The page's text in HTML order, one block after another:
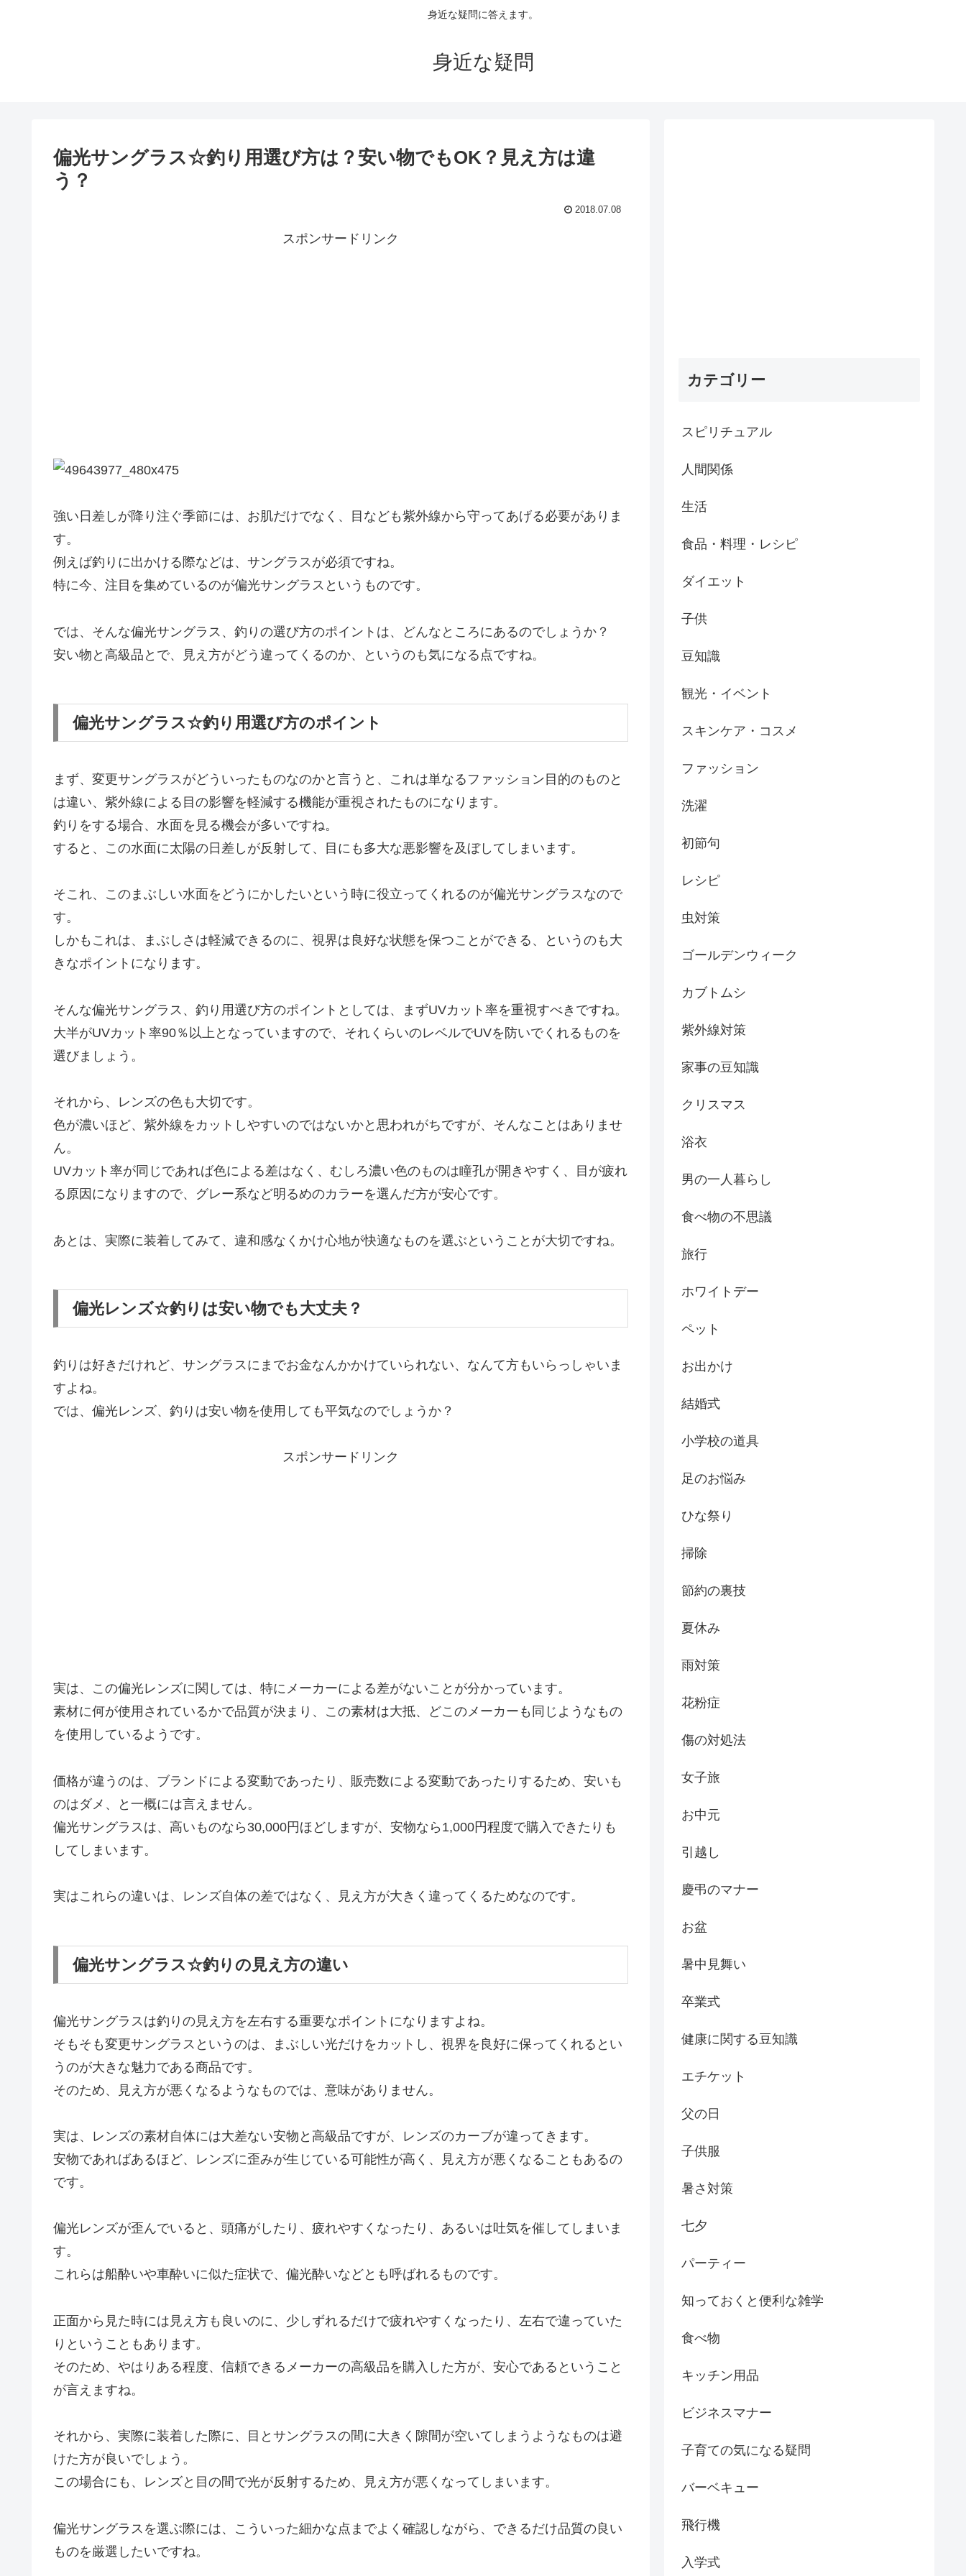
身近な疑問に答えます。
身近な疑問
偏光サングラス☆釣り用選び方は？安い物でもOK？見え方は違
う？
2018.07.08
スポンサードリンク
強い日差しが降り注ぐ季節には、お肌だけでなく、目なども紫外線から守ってあげる必要がありま
す。
例えば釣りに出かける際などは、サングラスが必須ですね。
特に今、注目を集めているのが偏光サングラスというものです。
では、そんな偏光サングラス、釣りの選び方のポイントは、どんなところにあるのでしょうか？
安い物と高級品とで、見え方がどう違ってくるのか、というのも気になる点ですね。
偏光サングラス☆釣り用選び方のポイント
まず、変更サングラスがどういったものなのかと言うと、これは単なるファッション目的のものと
は違い、紫外線による目の影響を軽減する機能が重視されたものになります。
釣りをする場合、水面を見る機会が多いですね。
すると、この水面に太陽の日差しが反射して、目にも多大な悪影響を及ぼしてしまいます。
そこれ、このまぶしい水面をどうにかしたいという時に役立ってくれるのが偏光サングラスなので
す。
しかもこれは、まぶしさは軽減できるのに、視界は良好な状態を保つことができる、というのも大
きなポイントになります。
そんな偏光サングラス、釣り用選び方のポイントとしては、まずUVカット率を重視すべきですね。
大半がUVカット率90％以上となっていますので、それくらいのレベルでUVを防いでくれるものを
選びましょう。
それから、レンズの色も大切です。
色が濃いほど、紫外線をカットしやすいのではないかと思われがちですが、そんなことはありませ
ん。
UVカット率が同じであれば色による差はなく、むしろ濃い色のものは瞳孔が開きやすく、目が疲れ
る原因になりますので、グレー系など明るめのカラーを選んだ方が安心です。
あとは、実際に装着してみて、違和感なくかけ心地が快適なものを選ぶということが大切ですね。
偏光レンズ☆釣りは安い物でも大丈夫？
釣りは好きだけれど、サングラスにまでお金なんかかけていられない、なんて方もいらっしゃいま
すよね。
では、偏光レンズ、釣りは安い物を使用しても平気なのでしょうか？
スポンサードリンク
実は、この偏光レンズに関しては、特にメーカーによる差がないことが分かっています。
素材に何が使用されているかで品質が決まり、この素材は大抵、どこのメーカーも同じようなもの
を使用しているようです。
価格が違うのは、ブランドによる変動であったり、販売数による変動であったりするため、安いも
のはダメ、と一概には言えません。
偏光サングラスは、高いものなら30,000円ほどしますが、安物なら1,000円程度で購入できたりも
してしまいます。
実はこれらの違いは、レンズ自体の差ではなく、見え方が大きく違ってくるためなのです。
偏光サングラス☆釣りの見え方の違い
偏光サングラスは釣りの見え方を左右する重要なポイントになりますよね。
そもそも変更サングラスというのは、まぶしい光だけをカットし、視界を良好に保ってくれるとい
うのが大きな魅力である商品です。
そのため、見え方が悪くなるようなものでは、意味がありません。
実は、レンズの素材自体には大差ない安物と高級品ですが、レンズのカーブが違ってきます。
安物であればあるほど、レンズに歪みが生じている可能性が高く、見え方が悪くなることもあるの
です。
偏光レンズが歪んでいると、頭痛がしたり、疲れやすくなったり、あるいは吐気を催してしまいま
す。
これらは船酔いや車酔いに似た症状で、偏光酔いなどとも呼ばれるものです。
正面から見た時には見え方も良いのに、少しずれるだけで疲れやすくなったり、左右で違っていた
りということもあります。
そのため、やはりある程度、信頼できるメーカーの高級品を購入した方が、安心であるということ
が言えますね。
それから、実際に装着した際に、目とサングラスの間に大きく隙間が空いてしまうようなものは避
けた方が良いでしょう。
この場合にも、レンズと目の間で光が反射するため、見え方が悪くなってしまいます。
偏光サングラスを選ぶ際には、こういった細かな点までよく確認しながら、できるだけ品質の良い
ものを厳選したいですね。
カテゴリー
スピリチュアル
人間関係
生活
食品・料理・レシピ
ダイエット
子供
豆知識
観光・イベント
スキンケア・コスメ
ファッション
洗濯
初節句
レシピ
虫対策
ゴールデンウィーク
カブトムシ
紫外線対策
家事の豆知識
クリスマス
浴衣
男の一人暮らし
食べ物の不思議
旅行
ホワイトデー
ペット
お出かけ
結婚式
小学校の道具
足のお悩み
ひな祭り
掃除
節約の裏技
夏休み
雨対策
花粉症
傷の対処法
女子旅
お中元
引越し
慶弔のマナー
お盆
暑中見舞い
卒業式
健康に関する豆知識
エチケット
父の日
子供服
暑さ対策
七夕
パーティー
知っておくと便利な雑学
食べ物
キッチン用品
ビジネスマナー
子育ての気になる疑問
バーベキュー
飛行機
入学式